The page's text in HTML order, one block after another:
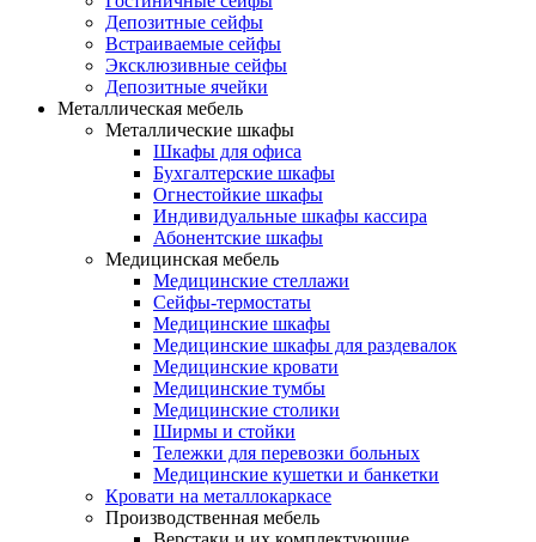
Депозитные сейфы
Встраиваемые сейфы
Эксклюзивные сейфы
Депозитные ячейки
Металлическая мебель
Металлические шкафы
Шкафы для офиса
Бухгалтерские шкафы
Огнестойкие шкафы
Индивидуальные шкафы кассира
Абонентские шкафы
Медицинская мебель
Медицинские стеллажи
Сейфы-термостаты
Медицинские шкафы
Медицинские шкафы для раздевалок
Медицинские кровати
Медицинские тумбы
Медицинские столики
Ширмы и стойки
Тележки для перевозки больных
Медицинские кушетки и банкетки
Кровати на металлокаркасе
Производственная мебель